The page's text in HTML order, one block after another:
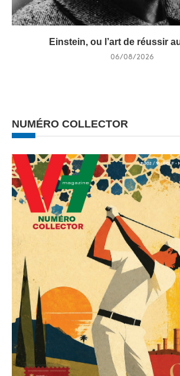
Einstein, ou l’art de réussir
06/08/2026
NUMÉRO COLLECTOR